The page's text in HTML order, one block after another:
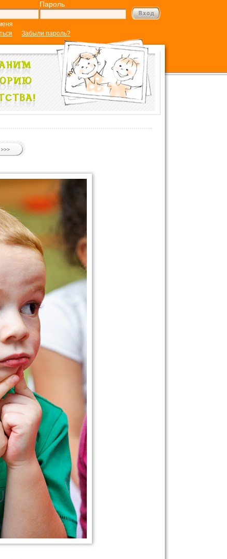
Пароль
Забыли пароль?